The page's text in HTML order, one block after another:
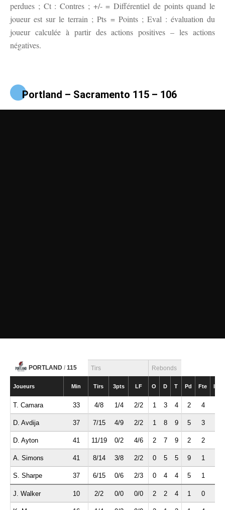
perdues ; Ct : Contres ; +/- = Différentiel de points quand le
joueur est sur le terrain ; Pts = Points ; Eval : évaluation du
joueur calculée à partir des actions positives – les actions
négatives.
Portland – Sacramento 115 – 106
PORTLAND / 115 Tirs Rebonds
Joueurs Min Tirs 3pts LF O D T Pd Fte
T. Camara 33 4/8 1/4 2/2 1 3 4 2 4
D. Avdija 37 7/15 4/9 2/2 1 8 9 5 3
D. Ayton 41 11/19 0/2 4/6 2 7 9 2 2
A. Simons 41 8/14 3/8 2/2 0 5 5 9 1
S. Sharpe 37 6/15 0/6 2/3 0 4 4 5 1
J. Walker 10 2/2 0/0 0/0 2 2 4 1 0